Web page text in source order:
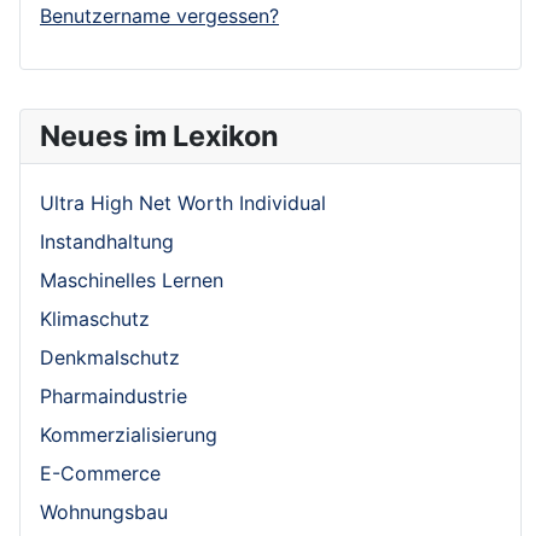
Neues im Lexikon
Ultra High Net Worth Individual
Instandhaltung
Maschinelles Lernen
Klimaschutz
Denkmalschutz
Pharmaindustrie
Kommerzialisierung
E-Commerce
Wohnungsbau
Benutzername vergessen?